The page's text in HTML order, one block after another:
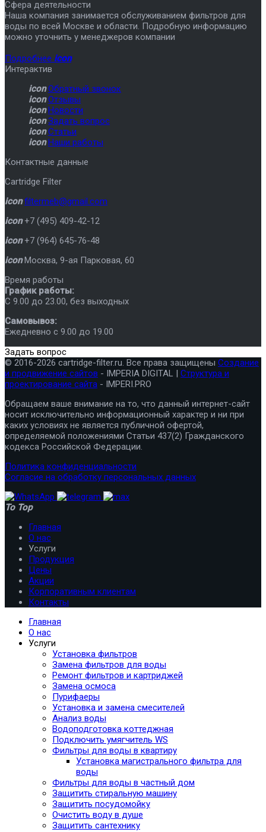
Сфера деятельности
Наша компания занимается обслуживанием фильтров для
воды по всей Москве и области. Подробную информацию
можно уточнить у менеджеров компании
Подробнее icon
Интерактив
icon Обратный звонок
icon Отзывы
icon Новости
icon Задать вопрос
icon Статьи
icon Наши работы
Контактные данные
Cartridge Filter
icon filtermeb@gmail.com
icon +7 (495) 409-42-12
icon +7 (964) 645-76-48
icon Москва, 9-ая Парковая, 60
Время работы
График работы:
C 9.00 до 23.00, без выходных
Самовывоз:
Ежедневно с 9.00 до 19.00
Задать вопрос
© 2016-2026 cartridge-filter.ru. Все права защищены Создание
и продвижение сайтов - IMPERIA DIGITAL | Структура и
проектирование сайта - IMPERI.PRO
Обращаем ваше внимание на то, что данный интернет-сайт
носит исключительно информационный характер и ни при
каких условиях не является публичной офертой,
определяемой положениями Статьи 437(2) Гражданского
кодекса Российской Федерации.
Политика конфиденциальности
Согласие на обработку персональных данных
To Top
Главная
О нас
Услуги
Продукция
Цены
Акции
Корпоративным клиентам
Контакты
Главная
О нас
Услуги
Установка фильтров
Замена фильтров для воды
Ремонт фильтров и картриджей
Замена осмоса
Пурифаеры
Установка и замена смесителей
Анализ воды
Водоподготовка коттеджная
Подключить умягчитель WS
Фильтры для воды в квартиру
Установка магистрального фильтра для
воды
Фильтры для воды в частный дом
Защитить стиральную машину
Защитить посудомойку
Очистить воду в душе
Защитить сантехнику